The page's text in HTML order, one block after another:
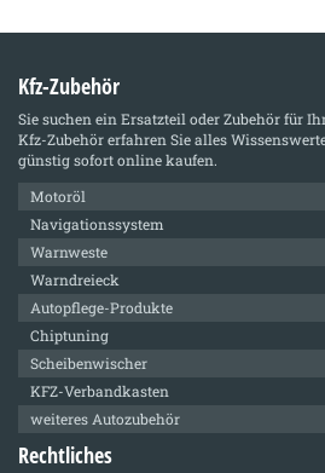
Kfz-Zubehör
Sie suchen ein Ersatzteil oder Zubehör für
Kfz-Zubehörerfahren Sie alles
günstig sofort online kaufen.
Motoröl
Navigationssystem
Warnweste
Warndreieck
Autopflege-Produkte
Chiptuning
Scheibenwischer
KFZ-Verbandkasten
weiteres Autozubehör
Rechtliches